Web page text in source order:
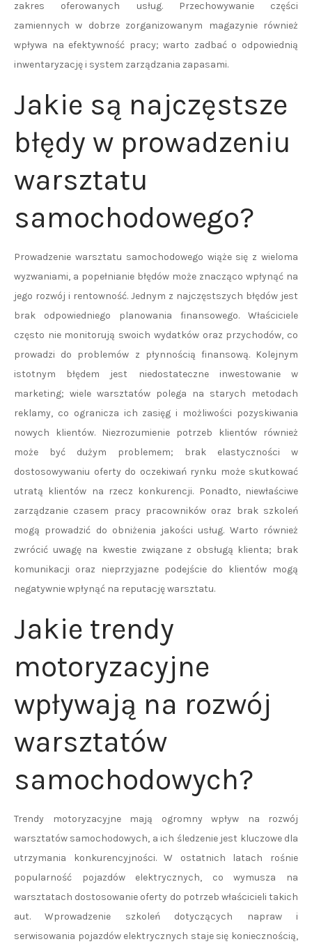
zakres oferowanych usług. Przechowywanie części
zamiennych w dobrze zorganizowanym magazynie również
wpływa na efektywność pracy; warto zadbać o odpowiednią
inwentaryzację i system zarządzania zapasami.
Jakie są najczęstsze
błędy w prowadzeniu
warsztatu
samochodowego?
Prowadzenie warsztatu samochodowego wiąże się z wieloma
wyzwaniami, a popełnianie błędów może znacząco wpłynąć na
jego rozwój i rentowność. Jednym z najczęstszych błędów jest
brak odpowiedniego planowania finansowego. Właściciele
często nie monitorują swoich wydatków oraz przychodów, co
prowadzi do problemów z płynnością finansową. Kolejnym
istotnym błędem jest niedostateczne inwestowanie w
marketing; wiele warsztatów polega na starych metodach
reklamy, co ogranicza ich zasięg i możliwości pozyskiwania
nowych klientów. Niezrozumienie potrzeb klientów również
może być dużym problemem; brak elastyczności w
dostosowywaniu oferty do oczekiwań rynku może skutkować
utratą klientów na rzecz konkurencji. Ponadto, niewłaściwe
zarządzanie czasem pracy pracowników oraz brak szkoleń
mogą prowadzić do obniżenia jakości usług. Warto również
zwrócić uwagę na kwestie związane z obsługą klienta; brak
komunikacji oraz nieprzyjazne podejście do klientów mogą
negatywnie wpłynąć na reputację warsztatu.
Jakie trendy
motoryzacyjne
wpływają na rozwój
warsztatów
samochodowych?
Trendy motoryzacyjne mają ogromny wpływ na rozwój
warsztatów samochodowych, a ich śledzenie jest kluczowe dla
utrzymania konkurencyjności. W ostatnich latach rośnie
popularność pojazdów elektrycznych, co wymusza na
warsztatach dostosowanie oferty do potrzeb właścicieli takich
aut. Wprowadzenie szkoleń dotyczących napraw i
serwisowania pojazdów elektrycznych staje się koniecznością,